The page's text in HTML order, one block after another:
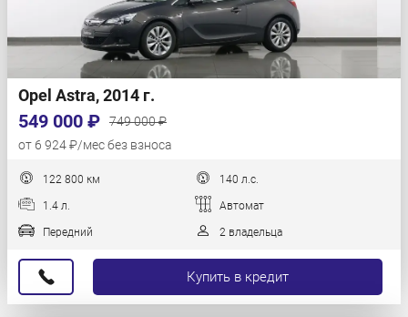
Opel Astra, 2014 г.
549 000 ₽
749 000 ₽
от 6 924 ₽/мес без взноса
122 800 км 140 л.с.
1.4 л. Автомат
Передний 2 владельца
Купить в кредит